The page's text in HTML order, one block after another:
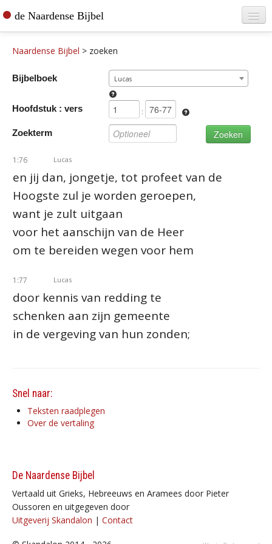
de Naardense Bijbel
De vertaler
Contact
Naardense Bijbel > zoeken
Bijbelboek Lucas
Hoofdstuk : vers :
Zoekterm
1:76 Lucas
en jij dan, jongetje, tot profeet van de
Hoogste zul je worden geroepen,
want je zult uitgaan
voor het aanschijn van de Heer
om te bereiden wegen voor hem
1:77 Lucas
door kennis van redding te
schenken aan zijn gemeente
in de vergeving van hun zonden;
Snel naar:
Teksten raadplegen
Over de vertaling
De Naardense Bijbel
Vertaald uit Grieks, Hebreeuws en Aramees door Pieter
Oussoren en uitgegeven door
Uitgeverij Skandalon | Contact